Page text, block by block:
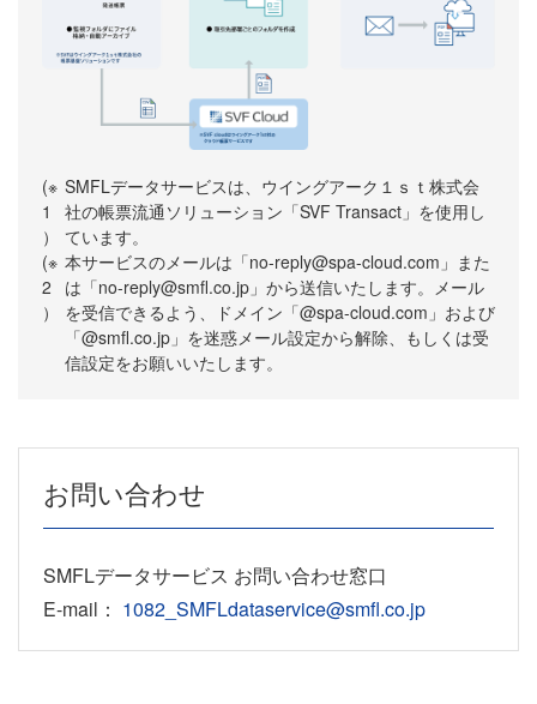
(※
1
）
SMFLデータサービスは、ウイングアーク１ｓｔ株式会
社の帳票流通ソリューション「SVF Transact」を使用し
ています。
(※
2
）
本サービスのメールは「no-reply@spa-cloud.com」また
は「no-reply@smfl.co.jp」から送信いたします。メール
を受信できるよう、ドメイン「@spa-cloud.com」および
「@smfl.co.jp」を迷惑メール設定から解除、もしくは受
信設定をお願いいたします。
お問い合わせ
SMFLデータサービス お問い合わせ窓⼝
E-mail： 1082_SMFLdataservice@smfl.co.jp